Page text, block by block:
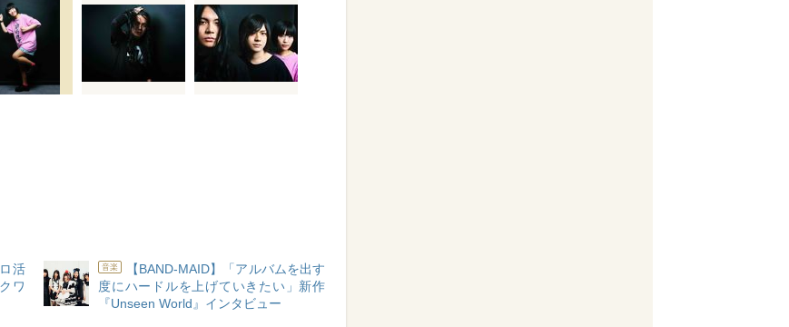
活
ワ
音楽
【BAND-MAID】「アルバムを出す
度にハードルを上げていきたい」新作
『Unseen World』インタビュー